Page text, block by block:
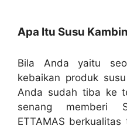
Apa Itu Susu
Bila Anda yaitu
kebaikan produk
Anda sudah tiba ke
senang memberi
ETTAMAS